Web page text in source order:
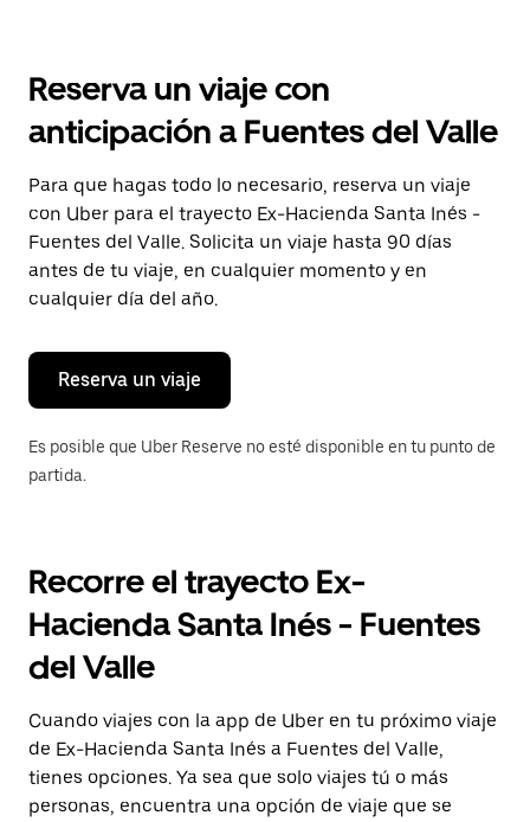
el
y
selecciona
una
fecha.
Presiona
la
tecla Esc
para
cerrar
calendario.
Reserva un viaje con
anticipación a Fuentes del Valle
Para que hagas todo lo necesario, reserva un viaje
con Uber para el trayecto Ex-Hacienda Santa Inés -
Fuentes del Valle. Solicita un viaje hasta 90 días
antes de tu viaje, en cualquier momento y en
cualquier día del año.
Reserva un viaje
Es posible que Uber Reserve no esté disponible en tu punto de
partida.
Recorre el trayecto Ex-
Hacienda Santa Inés - Fuentes
del Valle
Cuando viajes con la app de Uber en tu próximo viaje
de Ex-Hacienda Santa Inés a Fuentes del Valle,
tienes opciones. Ya sea que solo viajes tú o más
personas, encuentra una opción de viaje que se